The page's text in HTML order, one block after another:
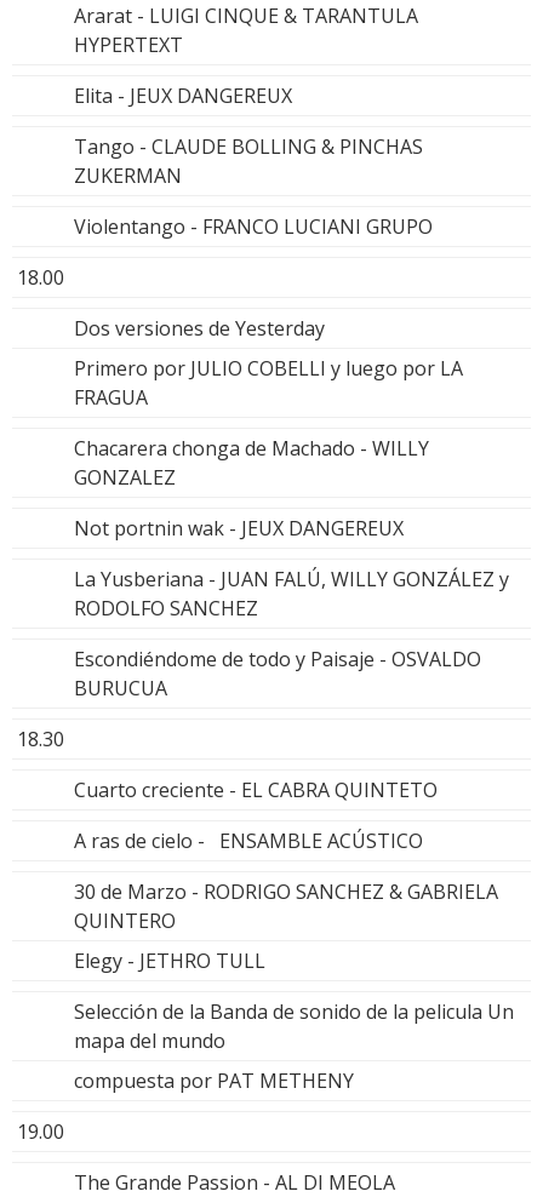
Ararat - LUIGI CINQUE & TARANTULA
HYPERTEXT
Elita - JEUX DANGEREUX
Tango - CLAUDE BOLLING & PINCHAS
ZUKERMAN
Violentango - FRANCO LUCIANI GRUPO
18.00
Dos versiones de Yesterday
Primero por JULIO COBELLI y luego por LA
FRAGUA
Chacarera chonga de Machado - WILLY
GONZALEZ
Not portnin wak - JEUX DANGEREUX
La Yusberiana - JUAN FALÚ, WILLY GONZÁLEZ y
RODOLFO SANCHEZ
Escondiéndome de todo y Paisaje - OSVALDO
BURUCUA
18.30
Cuarto creciente - EL CABRA QUINTETO
A ras de cielo - ENSAMBLE ACÚSTICO
30 de Marzo - RODRIGO SANCHEZ & GABRIELA
QUINTERO
Elegy - JETHRO TULL
Selección de la Banda de sonido de la pelicula Un
mapa del mundo
compuesta por PAT METHENY
19.00
The Grande Passion - AL DI MEOLA